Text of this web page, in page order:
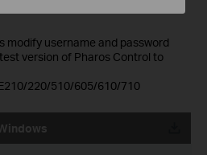
modify username and password
version of Pharos Control to
220/510/605/610/710